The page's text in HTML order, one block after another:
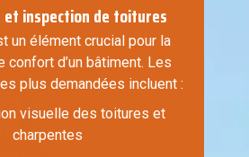
inspection de toitures
un élément crucial pour la
confort d’un bâtiment. Les
plus demandées incluent :
visuelle des toitures et
charpentes